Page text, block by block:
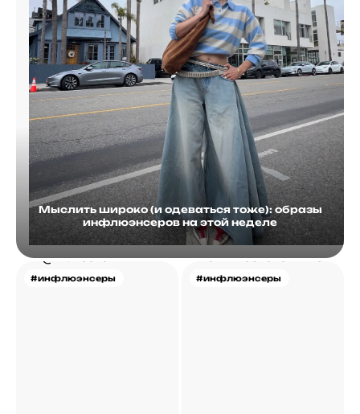
Мыслить широко (и одеваться тоже): образы
инфлюэнсеров на этой неделе
#инфлюэнсеры #инфлюэнсеры